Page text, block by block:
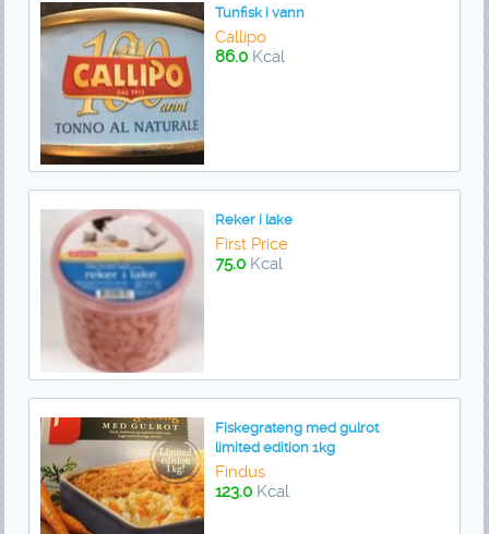
Tunfisk i vann
Callipo
86.0Kcal
Reker i lake
First Price
75.0Kcal
Fiskegrateng med gulrot
limited edition 1kg
Findus
123.0Kcal